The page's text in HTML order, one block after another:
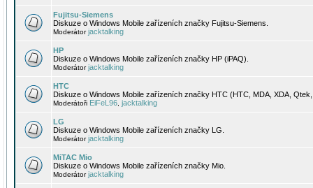
Fujitsu-Siemens
Diskuze o Windows Mobile zařízeních značky Fujitsu-Siemens.
Moderátorjacktalking
HP
Diskuze o Windows Mobile zařízeních značky HP (iPAQ).
Moderátorjacktalking
HTC
Diskuze o Windows Mobile zařízeních značky HTC (HTC, MDA, XDA,
Moderátoři EiFeL96 jacktalking
LG
Diskuze o Windows Mobile zařízeních značky LG.
Moderátorjacktalking
MiTAC Mio
Diskuze o Windows Mobile zařízeních značky Mio.
Moderátorjacktalking